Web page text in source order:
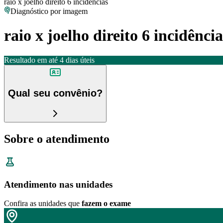
raio x joelho direito 6 incidências
Diagnóstico por imagem
raio x joelho direito 6
Resultado em até 4 dias úteis
Qual seu convênio?
Sobre o atendimento
Atendimento nas unidades
Confira as unidades que fazem o exame